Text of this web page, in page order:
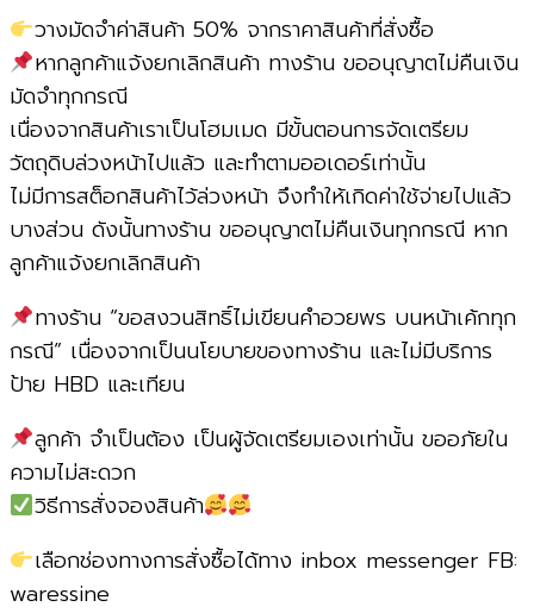
วางมัดจำค่าสินค้า 50% จากราคาสินค้าที่สั่งซื้อ
หากลูกค้าแจ้งยกเลิกสินค้า ทางร้าน ขออนุญาตไม่คืนเงิน
มัดจำทุกกรณี
เนื่องจากสินค้าเราเป็นโฮมเมด มีขั้นตอนการจัดเตรียม
วัตถุดิบล่วงหน้าไปแล้ว และทำตามออเดอร์เท่านั้น
ไม่มีการสต็อกสินค้าไว้ล่วงหน้า จึงทำให้เกิดค่าใช้จ่ายไปแล้ว
บางส่วน ดังนั้นทางร้าน ขออนุญาตไม่คืนเงินทุกกรณี หาก
ลูกค้าแจ้งยกเลิกสินค้า
ทางร้าน “ขอสงวนสิทธิ์ไม่เขียนคำอวยพร บนหน้าเค้กทุก
กรณี” เนื่องจากเป็นนโยบายของทางร้าน และไม่มีบริการ
ป้าย HBD และเทียน
ลูกค้า จำเป็นต้อง เป็นผู้จัดเตรียมเองเท่านั้น ขออภัยใน
ความไม่สะดวก
วิธีการสั่งจองสินค้า
เลือกช่องทางการสั่งซื้อได้ทาง inbox messenger FB:
waressine